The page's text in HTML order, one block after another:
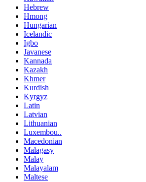
Hebrew
Hmong
Hungarian
Icelandic
Igbo
Javanese
Kannada
Kazakh
Khmer
Kurdish
Kyrgyz
Latin
Latvian
Lithuanian
Luxembou..
Macedonian
Malagasy
Malay
Malayalam
Maltese